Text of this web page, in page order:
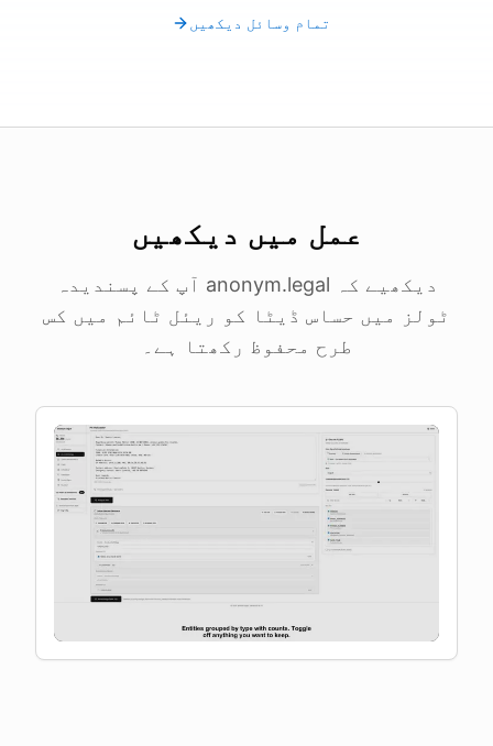
تمام وسائل دیکھیں
عمل میں دیکھیں
دیکھیے کہ anonym.legal آپ کے پسندیدہ
ٹولز میں حساس ڈیٹا کو ریئل ٹائم میں کس
طرح محفوظ رکھتا ہے۔